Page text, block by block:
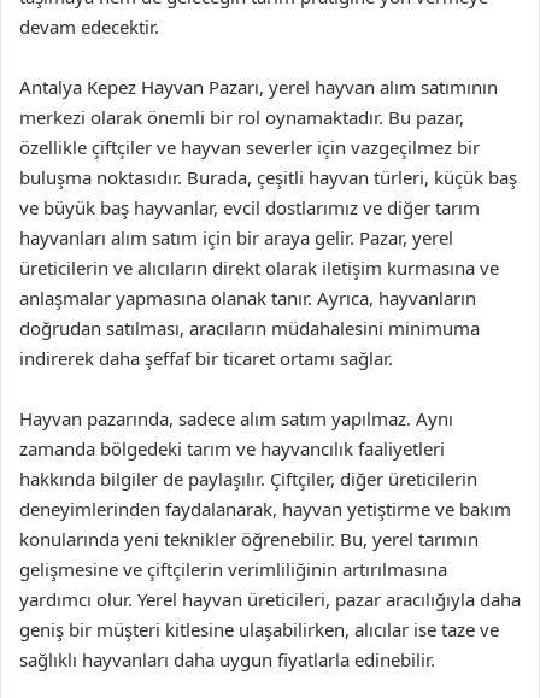
devam edecektir.
Antalya Kepez Hayvan Pazarı, yerel hayvan alım satımının
merkezi olarak önemli bir rol oynamaktadır. Bu pazar,
özellikle çiftçiler ve hayvan severler için vazgeçilmez bir
buluşma noktasıdır. Burada, çeşitli hayvan türleri, küçük baş
ve büyük baş hayvanlar, evcil dostlarımız ve diğer tarım
hayvanları alım satım için bir araya gelir. Pazar, yerel
üreticilerin ve alıcıların direkt olarak iletişim kurmasına ve
anlaşmalar yapmasına olanak tanır. Ayrıca, hayvanların
doğrudan satılması, aracıların müdahalesini minimuma
indirerek daha şeffaf bir ticaret ortamı sağlar.
Hayvan pazarında, sadece alım satım yapılmaz. Aynı
zamanda bölgedeki tarım ve hayvancılık faaliyetleri
hakkında bilgiler de paylaşılır. Çiftçiler, diğer üreticilerin
deneyimlerinden faydalanarak, hayvan yetiştirme ve bakım
konularında yeni teknikler öğrenebilir. Bu, yerel tarımın
gelişmesine ve çiftçilerin verimliliğinin artırılmasına
yardımcı olur. Yerel hayvan üreticileri, pazar aracılığıyla daha
geniş bir müşteri kitlesine ulaşabilirken, alıcılar ise taze ve
sağlıklı hayvanları daha uygun fiyatlarla edinebilir.